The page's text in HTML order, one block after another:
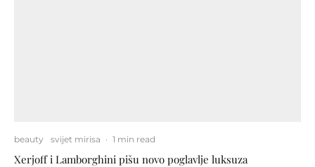
beauty svijet mirisa · 1 min read
Xerjoff i Lamborghini pišu novo poglavlje luksuza